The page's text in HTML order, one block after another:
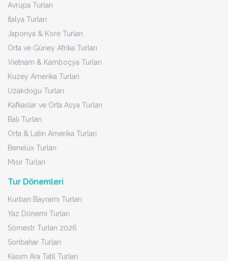
Avrupa Turları
İtalya Turları
Japonya & Kore Turları
Orta ve Güney Afrika Turları
Vietnam & Kamboçya Turları
Kuzey Amerika Turları
Uzakdoğu Turları
Kafkaslar ve Orta Asya Turları
Bali Turları
Orta & Latin Amerika Turları
Benelüx Turları
Mısır Turları
Tur Dönemleri
Kurban Bayramı Turları
Yaz Dönemi Turları
Sömestr Turları 2026
Sonbahar Turları
Kasım Ara Tatil Turları